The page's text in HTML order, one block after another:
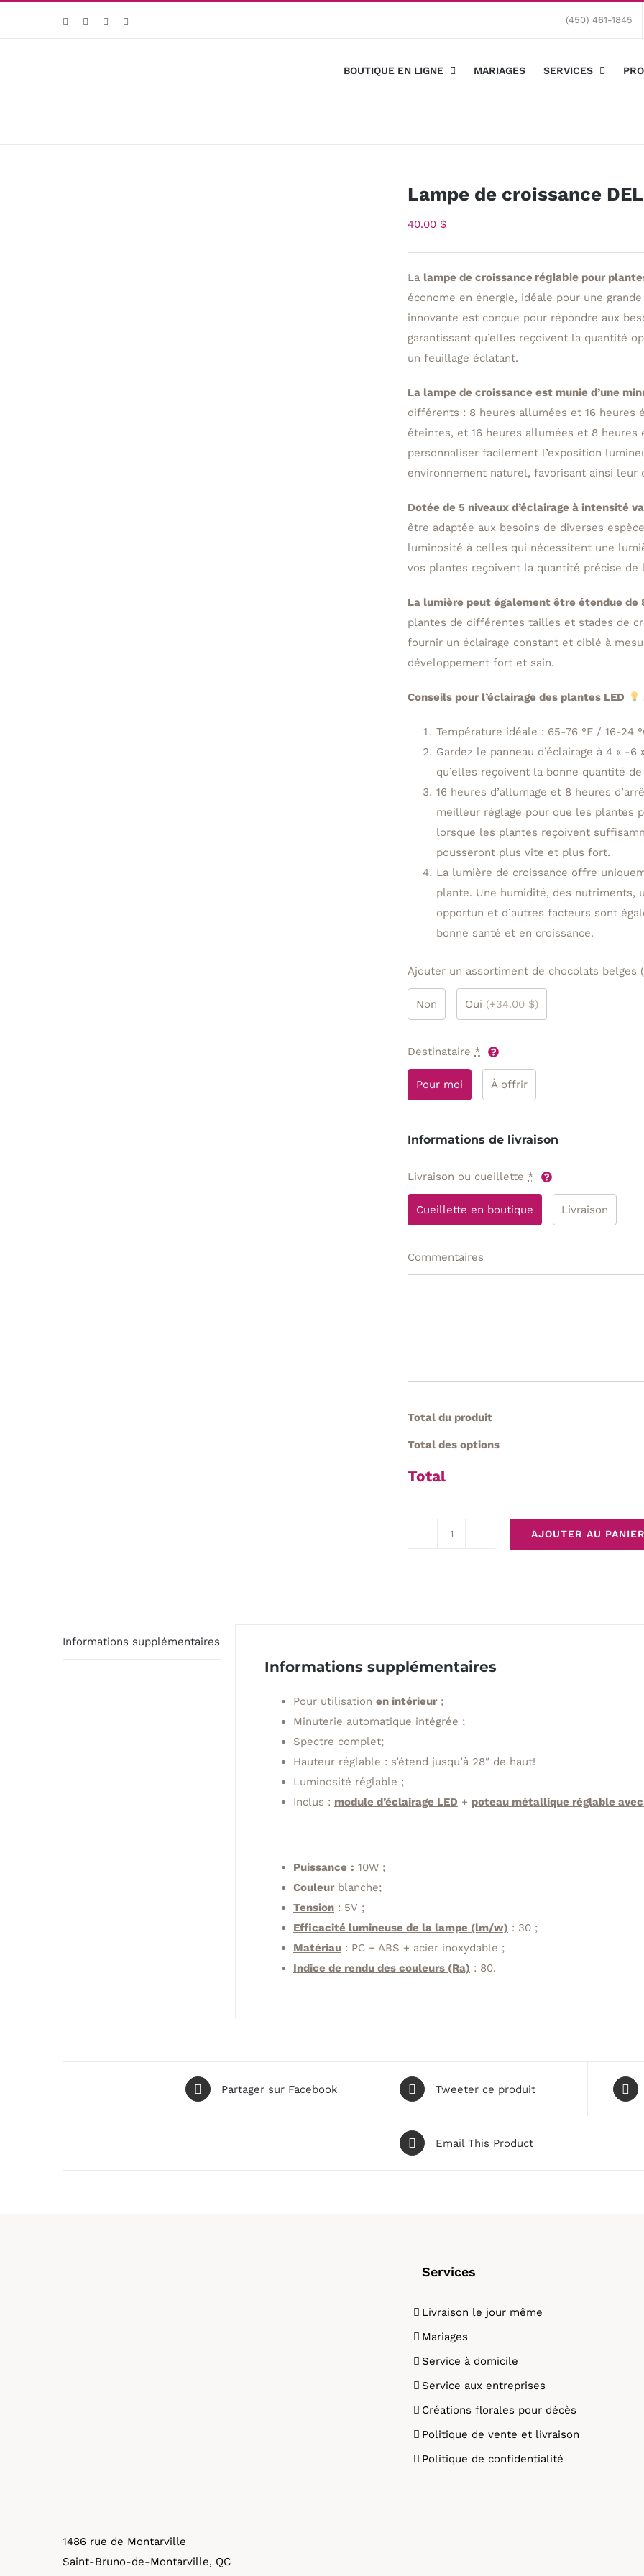
Facebook Instagram (450) 461-1845
BOUTIQUE EN LIGNE MARIAGES SERVICES
Lampe de croissance
40.00 $
La lampe de croissance réglable pour
économe en énergie, idéale pour une
innovante est conçue pour répondre aux
garantissant qu’elles reçoivent la quantité
un feuillage éclatant.
La lampe de croissance est munie d’une
différents : 8 heures allumées et 16 heures
éteintes, et 16 heures allumées et 8
personnaliser facilement l’exposition
environnement naturel, favorisant ainsi
Dotée de 5 niveaux d’éclairage à intensité
être adaptée aux besoins de diverses
luminosité à celles qui nécessitent une
vos plantes reçoivent la quantité précise de
La lumière peut également être étendue de
plantes de différentes tailles et stades de
fournir un éclairage constant et ciblé à
développement fort et sain.
Conseils pour l’éclairage des plantes LED
Température idéale : 65-76 °F / 16-24
Gardez le panneau d’éclairage à 4 « -
qu’elles reçoivent la bonne quantité
16 heures d’allumage et 8 heures
meilleur réglage pour que les plantes
lorsque les plantes reçoivent
pousseront plus vite et plus fort.
La lumière de croissance offre
plante. Une humidité, des nutriments,
opportun et d’autres facteurs sont
bonne santé et en croissance.
Ajouter un assortiment de chocolats belges
Non Oui (+34.00 $)
Destinataire *
Pour moi À offrir
Informations de livraison
Livraison ou cueillette *
Cueillette en boutique Livraison
Commentaires
Total du produit
Total des options
Total
ajustable
AJOUTER AU
Informations supplémentaires
Informations supplémentaires
Pour utilisation en intérieur;
Minuterie automatique intégrée ;
Spectre complet;
Hauteur réglable : s’étend jusqu’à 28″ de haut!
Luminosité réglable ;
Inclus : module d’éclairage LED + poteau métallique réglable
Puissance : 10W ;
Couleurblanche;
Tension : 5V ;
Efficacité lumineuse de la lampe (lm/w) : 30 ;
Matériau : PC + ABS + acier inoxydable ;
Indice de rendu des couleurs (Ra) : 80.
Partager sur Facebook Tweeter ce produit
Email This Product
1486 rue de Montarville
Saint-Bruno-de-Montarville, QC
Services
Livraison le jour même
Mariages
Service à domicile
Service aux entreprises
Créations florales pour décès
Politique de vente et livraison
Politique de confidentialité